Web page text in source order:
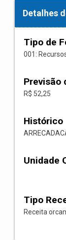
Detalhes
Tipo de
001:
Previsão
R$ 52,25
Histórico
Unidade
Tipo
Receita